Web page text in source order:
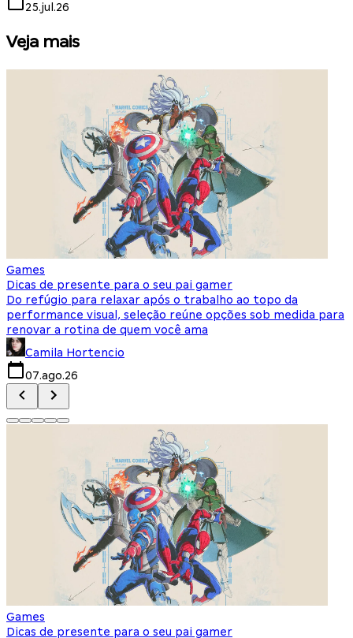
25.jul.26
Veja mais
Games
Dicas de presente para o seu pai gamer
Do refúgio para relaxar após o trabalho ao topo da
performance visual, seleção reúne opções sob medida para
renovar a rotina de quem você ama
Camila Hortencio
07.ago.26
Games
Dicas de presente para o seu pai gamer